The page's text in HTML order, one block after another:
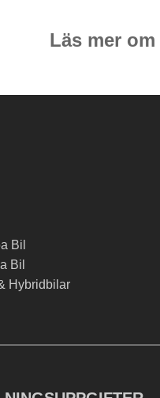
Läs mer om
Bil
Bil
Hybridbilar